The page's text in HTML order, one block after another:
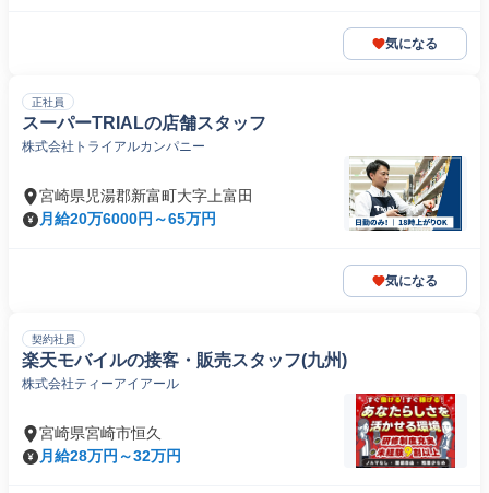
気になる
正社員
スーパーTRIALの店舗スタッフ
株式会社トライアルカンパニー
宮崎県児湯郡新富町大字上富田
月給20万6000円～65万円
気になる
契約社員
楽天モバイルの接客・販売スタッフ(九州)
株式会社ティーアイアール
宮崎県宮崎市恒久
月給28万円～32万円